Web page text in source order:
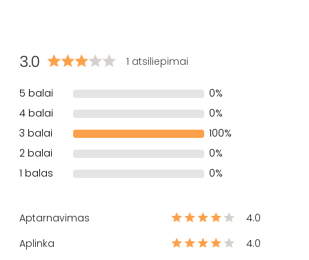
3.0 1 atsiliepimai
5 balai
0%
4 balai
0%
3 balai
100%
2 balai
0%
1 balas
0%
Aptarnavimas
4.0
Aplinka
4.0